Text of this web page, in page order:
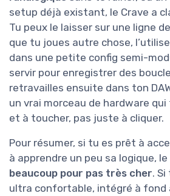
setup déjà existant, le Crave a
Tu peux le laisser sur une ligne
que tu joues autre chose,
dans une petite config semi-
servir pour enregistrer des
retravailles ensuite dans ton
un vrai morceau de hardware qui
et à toucher, pas juste à cliquer.
Pour résumer, si tu es prêt à
à apprendre un peu sa logique,
beaucoup pour pas très cher.
ultra confortable, intégré à fond